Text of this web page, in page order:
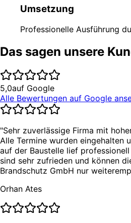
Umsetzung
Professionelle Ausführung
Das sagen unsere
5,0auf Google
Alle Bewertungen auf Google
"Sehr zuverlässige Firma mit
Alle Termine wurden eingehalten
auf der Baustelle lief
sind sehr zufrieden und können
Brandschutz GmbH nur
Orhan Ates